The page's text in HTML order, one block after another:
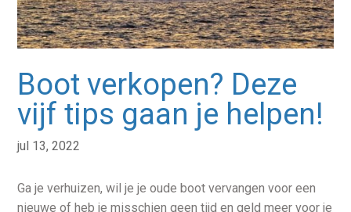
Boot verkopen? Deze
vijf tips gaan je helpen!
jul 13, 2022
Ga je verhuizen, wil je je oude boot vervangen voor een
nieuwe of heb je misschien geen tijd en geld meer voor je